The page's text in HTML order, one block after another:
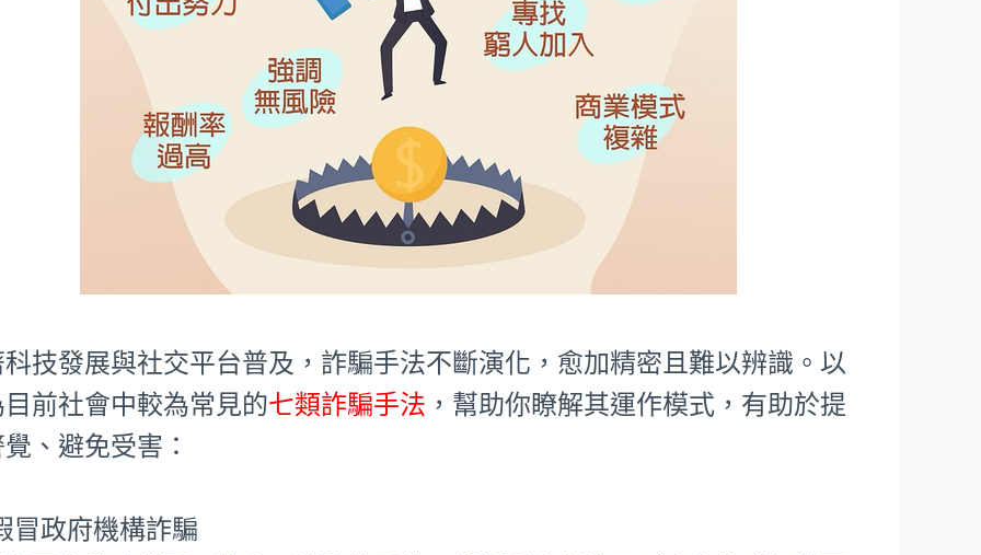
技發展與社交平台普及，詐騙手法不斷演化，愈加精密且難以辨識。以
前社會中較為常見的七類詐騙手法 ，幫助你瞭解其運作模式，有助於提
、避免受害：
冒政府機構詐騙